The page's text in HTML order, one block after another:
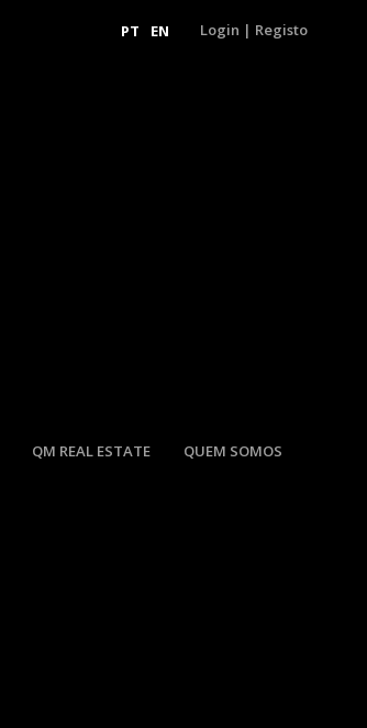
PT EN Login | Registo
QM REAL ESTATE QUEM SOMOS